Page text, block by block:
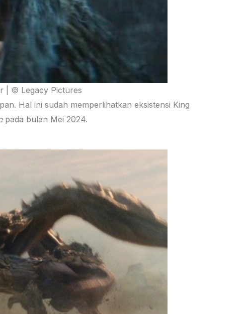
| © Legacy Pictures
Hal ini sudah memperlihatkan eksistensi King
pada bulan Mei 2024.